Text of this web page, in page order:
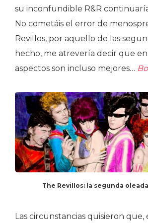
su inconfundible R&R
No cometáis el error de
Revillos, por aquello de las
hecho, me atrevería decir que
aspectos son incluso mejores…
The Revillos: la segunda
Las circunstancias quisieron que,